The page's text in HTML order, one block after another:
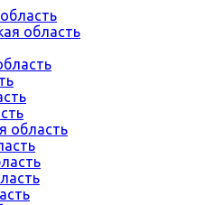
область
область